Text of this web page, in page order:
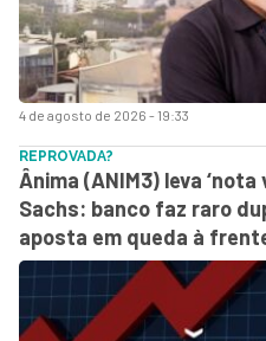
4 de agosto de 2026 - 19:33
REPROVADA?
Ânima (ANIM3) leva ‘nota
Sachs: banco faz raro
aposta em queda à